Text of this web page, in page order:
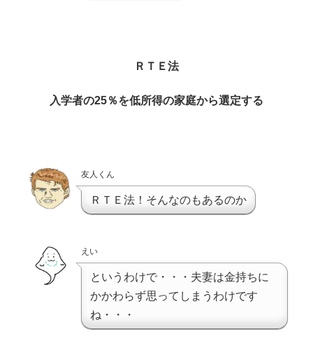
ＲＴＥ法
入学者の25％を低所得の家庭から選定する
友人くん
ＲＴＥ法！そんなのもあるのか
えい
というわけで・・・夫妻は金持ちに
かかわらず思ってしまうわけです
ね・・・